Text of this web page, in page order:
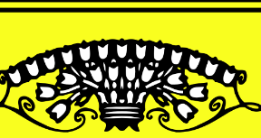
Andrè Schuen, Baritone
Daniel Heide, Piano